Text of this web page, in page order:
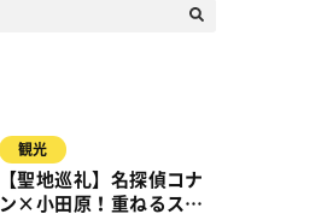
観光
【聖地巡礼】名探偵コナ
ン×小田原！重ねるスタ